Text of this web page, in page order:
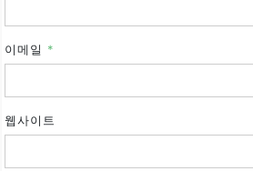
이메일 *
웹사이트